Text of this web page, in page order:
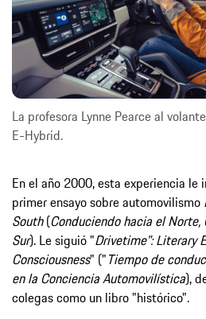
La profesora Lynne Pearce al
E-Hybrid.
En el año 2000, esta experiencia le
primer ensayo sobre automovilismo
South(Conduciendo hacia el
Sur). Le siguió "Drivetime": Literary
Consciousness" ("Tiempo de
en la Conciencia Automovilística),
colegas como un libro "histórico".